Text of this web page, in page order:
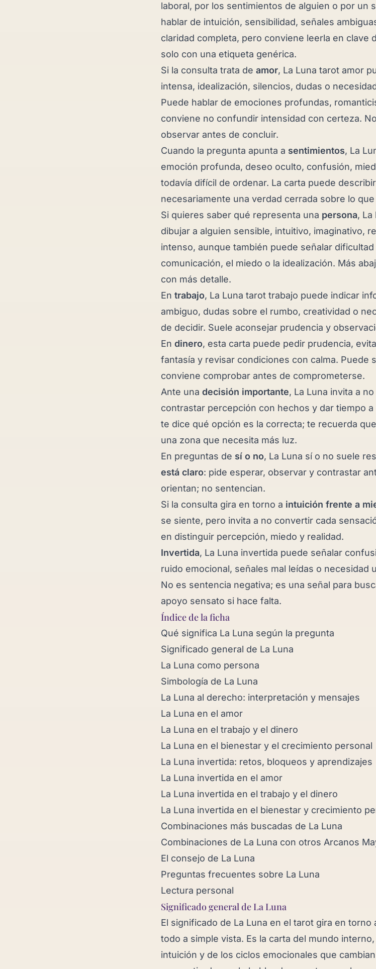
laboral, por los sentimientos de alguien o por un
hablar de intuición, sensibilidad, señales
claridad completa, pero conviene leerla en clave
solo con una etiqueta genérica.
Si la consulta trata de amor, La Luna tarot amor
intensa, idealización, silencios, dudas o
Puede hablar de emociones profundas,
conviene no confundir intensidad con certeza.
observar antes de concluir.
Cuando la pregunta apunta a sentimientos, La
emoción profunda, deseo oculto, confusión,
todavía difícil de ordenar. La carta puede
necesariamente una verdad cerrada sobre lo
Si quieres saber qué representa una persona, La
dibujar a alguien sensible, intuitivo, imaginativo,
intenso, aunque también puede señalar dificultad
comunicación, el miedo o la idealización. Más
con más detalle.
En trabajo, La Luna tarot trabajo puede indicar
ambiguo, dudas sobre el rumbo, creatividad o
de decidir. Suele aconsejar prudencia y
En dinero, esta carta puede pedir prudencia,
fantasía y revisar condiciones con calma. Puede
conviene comprobar antes de comprometerse.
Ante una decisión importante, La Luna invita a
contrastar percepción con hechos y dar tiempo
te dice qué opción es la correcta; te recuerda
una zona que necesita más luz.
En preguntas de sí o no, La Luna sí o no suele
está claro: pide esperar, observar y contrastar
orientan; no sentencian.
Si la consulta gira en torno a intuición frente a
se siente, pero invita a no convertir cada
en distinguir percepción, miedo y realidad.
Invertida, La Luna invertida puede señalar
ruido emocional, señales mal leídas o necesidad
No es sentencia negativa; es una señal para
apoyo sensato si hace falta.
Índice de la ficha
Qué significa La Luna según la pregunta
Significado general de La Luna
La Luna como persona
Simbología de La Luna
La Luna al derecho: interpretación y mensajes
La Luna en el amor
La Luna en el trabajo y el dinero
La Luna en el bienestar y el crecimiento personal
La Luna invertida: retos, bloqueos y aprendizajes
La Luna invertida en el amor
La Luna invertida en el trabajo y el dinero
La Luna invertida en el bienestar y crecimiento
Combinaciones más buscadas de La Luna
Combinaciones de La Luna con otros Arcanos
El consejo de La Luna
Preguntas frecuentes sobre La Luna
Lectura personal
Significado general de La Luna
El significado de La Luna en el tarot gira en
todo a simple vista. Es la carta del mundo
intuición y de los ciclos emocionales que